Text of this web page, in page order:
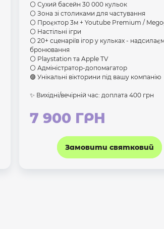
⚪️ Сухий басейн 30 000 кульок
⚪️ Зона зі столиками для частування
⚪️ Проєктор 3м + Youtube Premium /
⚪️ Настільні ігри
⚪️ 20+ сценаріїв ігор у кульках -
бронювання
⚪️ Playstation та Apple TV
⚪️ Адміністратор-допомагатор
🟣 Унікальні вікторини під вашу компанію
✨ Вихідні/вечірній час: доплата 400 грн
7 900 ГРН
Замовити святковий